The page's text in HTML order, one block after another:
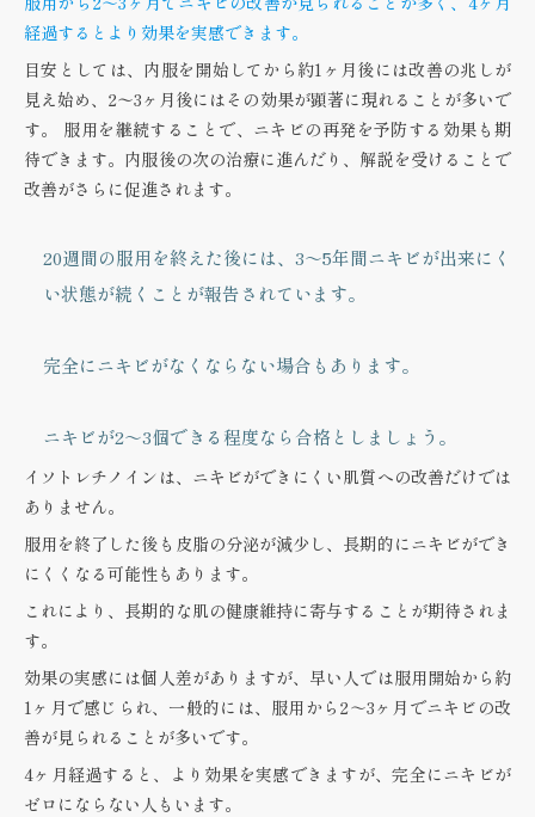
経過するとより効果を実感できます。
目安としては、内服を開始してから約1ヶ月後には改善の兆しが
見え始め、2〜3ヶ月後にはその効果が顕著に現れることが多いで
す。 服用を継続することで、ニキビの再発を予防する効果も期
待できます。内服後の次の治療に進んだり、解説を受けることで
改善がさらに促進されます。
20週間の服用を終えた後には、3～5年間ニキビが出来にく
い状態が続くことが報告されています。
完全にニキビがなくならない場合もあります。
ニキビが2～3個できる程度なら合格としましょう。
イソトレチノインは、ニキビができにくい肌質への改善だけでは
ありません。
服用を終了した後も皮脂の分泌が減少し、長期的にニキビができ
にくくなる可能性もあります。
これにより、長期的な肌の健康維持に寄与することが期待されま
す。
効果の実感には個人差がありますが、早い人では服用開始から約
1ヶ月で感じられ、一般的には、服用から2～3ヶ月でニキビの改
善が見られることが多いです。
4ヶ月経過すると、より効果を実感できますが、完全にニキビが
ゼロにならない人もいます。